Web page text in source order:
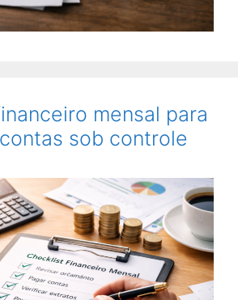
mensal para
sob controle